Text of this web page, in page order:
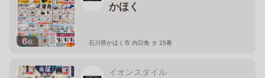
6枚
かほく
石川県かほく市 内日角 タ 25番
イオンスタイル